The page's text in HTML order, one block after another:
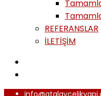
REFERANSLAR
İLETİŞİM